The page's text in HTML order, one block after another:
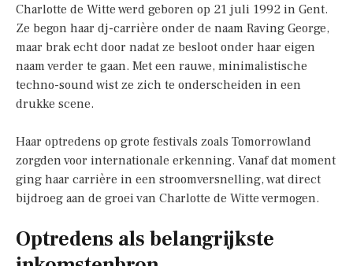
Charlotte de Witte werd geboren op 21 juli 1992 in Gent.
Ze begon haar dj-carrière onder de naam Raving George,
maar brak echt door nadat ze besloot onder haar eigen
naam verder te gaan. Met een rauwe, minimalistische
techno-sound wist ze zich te onderscheiden in een
drukke scene.
Haar optredens op grote festivals zoals Tomorrowland
zorgden voor internationale erkenning. Vanaf dat moment
ging haar carrière in een stroomversnelling, wat direct
bijdroeg aan de groei van Charlotte de Witte vermogen.
Optredens als belangrijkste